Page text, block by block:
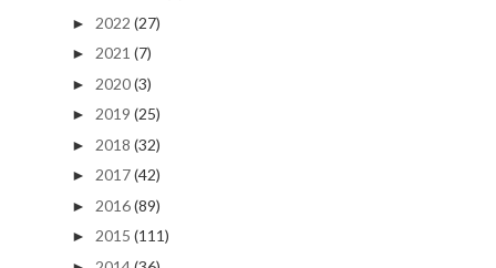
► 2022 (27)
► 2021 (7)
► 2020 (3)
► 2019 (25)
► 2018 (32)
► 2017 (42)
► 2016 (89)
► 2015 (111)
► 2014 (36)